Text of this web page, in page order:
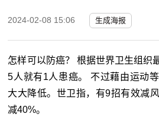
2024-02-08 15:06 生成海报
怎样可以防癌？ 根据世界卫生组织
5人就有1人患癌。 不过藉由运动
大大降低。世卫指，有9招有效减
减40%。